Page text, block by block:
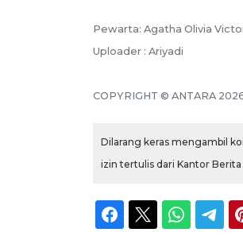
Pewarta: Agatha Olivia
Uploader : Ariyadi
COPYRIGHT © ANTARA
Dilarang keras mengambil
izin tertulis dari Kantor Berita